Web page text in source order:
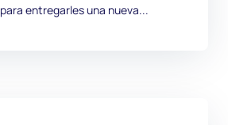
entregarles una nueva...